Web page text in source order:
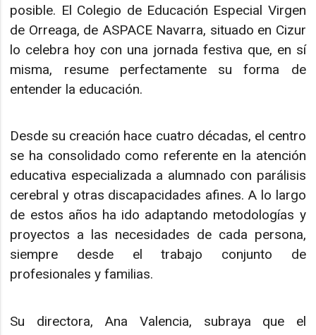
posible. El Colegio de Educación Especial Virgen
de Orreaga, de ASPACE Navarra, situado en Cizur
lo celebra hoy con una jornada festiva que, en sí
misma, resume perfectamente su forma de
entender la educación.
Desde su creación hace cuatro décadas, el centro
se ha consolidado como referente en la atención
educativa especializada a alumnado con parálisis
cerebral y otras discapacidades afines. A lo largo
de estos años ha ido adaptando metodologías y
proyectos a las necesidades de cada persona,
siempre desde el trabajo conjunto de
profesionales y familias.
Su directora, Ana Valencia, subraya que el